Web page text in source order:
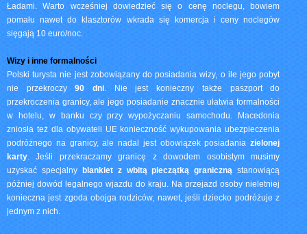
Ładami. Warto wcześniej dowiedzieć się o cenę noclegu, bowiem
pomału nawet do klasztorów wkrada się komercja i ceny noclegów
sięgają 10 euro/noc.
Wizy i inne formalności
Polski turysta nie jest zobowiązany do posiadania wizy, o ile jego pobyt
nie przekroczy90 dni. Nie jest konieczny także paszport do
przekroczenia granicy, ale jego posiadanie znacznie ułatwia formalności
w hotelu, w banku czy przy wypożyczaniu samochodu. Macedonia
zniosła też dla obywateli UE konieczność wykupowania ubezpieczenia
podróżnego na granicy, ale nadal jest obowiązek posiadaniazielonej
karty. Jeśli przekraczamy granicę z dowodem osobistym musimy
uzyskać specjalny blankiet z wbitą pieczątką graniczną stanowiącą
później dowód legalnego wjazdu do kraju. Na przejazd osoby nieletniej
konieczna jest zgoda obojga rodziców, nawet, jeśli dziecko podróżuje z
jednym z nich.